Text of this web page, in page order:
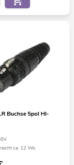
Buchse 5pol HI-
ca. 12 Wo.